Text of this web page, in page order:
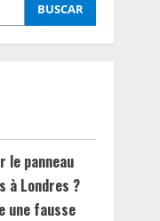
BUSCAR
le panneau
à Londres ?
une fausse